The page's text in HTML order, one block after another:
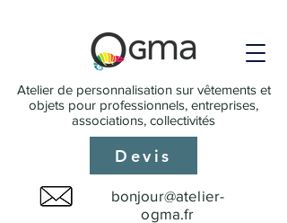
Atelier de personnalisation sur vêtements et
objets pour professionnels, entreprises,
associations, collectivités
bonjour@atelier-
ogma.fr
Devis